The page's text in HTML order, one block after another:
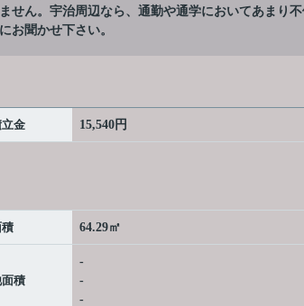
せん。宇治周辺なら、通勤や通学においてあまり
お聞かせ下さい。
金 15,540円
64.29㎡
積
-
-
-